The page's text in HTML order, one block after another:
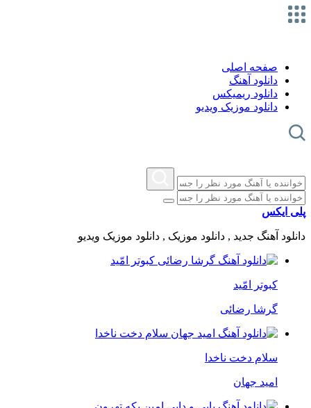
صفحه اصلی
دانلود آهنگ
دانلود ریمیکس
دانلود موزیک ویدیو
پلی ایکس
دانلود آهنگ جدید , دانلود موزیک , دانلود موزیک ویدیو
کبوتر امّید
گرشا رضائی
سلام دخت ناخدا
امید جهان